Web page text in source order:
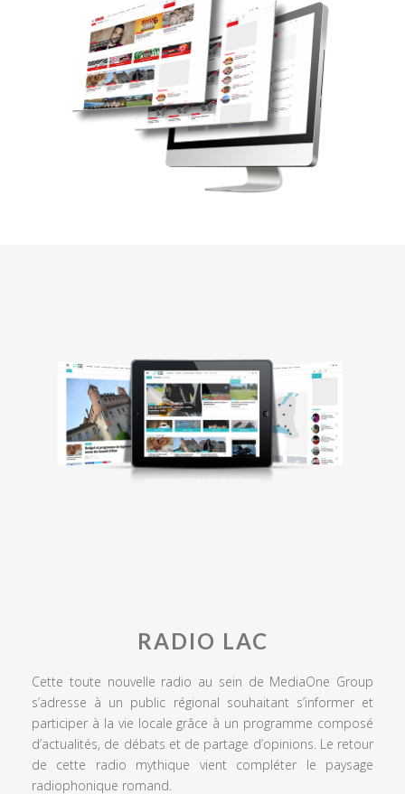
RADIO LAC
Cette toute nouvelle radio au sein de MediaOne Group
s’adresse à un public régional souhaitant s’informer et
participer à la vie locale grâce à un programme composé
d’actualités, de débats et de partage d’opinions. Le retour
de cette radio mythique vient compléter le paysage
radiophonique romand.